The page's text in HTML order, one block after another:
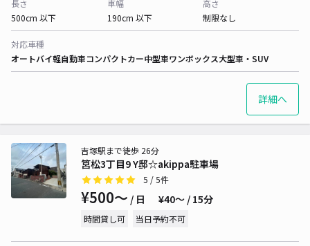
長さ
500cm 以下
車幅
190cm 以下
高さ
制限なし
対応車種
オートバイ軽自動車コンパクトカー中型車ワンボックス大型車・SUV
詳細へ
筥松3丁目9 Y邸☆akippa駐車場
吉塚駅まで徒歩 26分
5 / 5件
¥500〜 / 日 ¥40〜 / 15分
時間貸し可 当日予約不可